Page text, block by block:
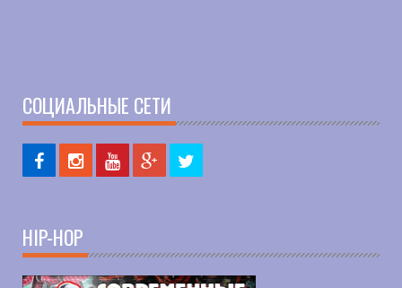
СОЦИАЛЬНЫЕ СЕТИ
HIP-HOP